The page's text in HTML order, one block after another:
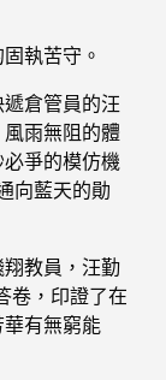
執苦守。
倉管員的汪
雨無阻的體
爭的模仿機
向藍天的勛
教員，汪勤
卷，印證了在
有無窮能